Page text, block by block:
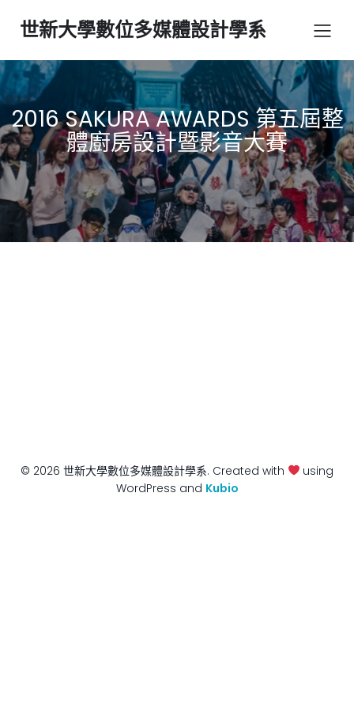
世新大學數位多媒體設計學系
2016 SAKURA AWARDS 第五屆整
體廚房設計暨影音大賽
© 2026 世新大學數位多媒體設計學系. Created with
using
WordPress and Kubio